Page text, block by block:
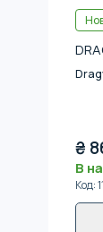
₴
В
Код: